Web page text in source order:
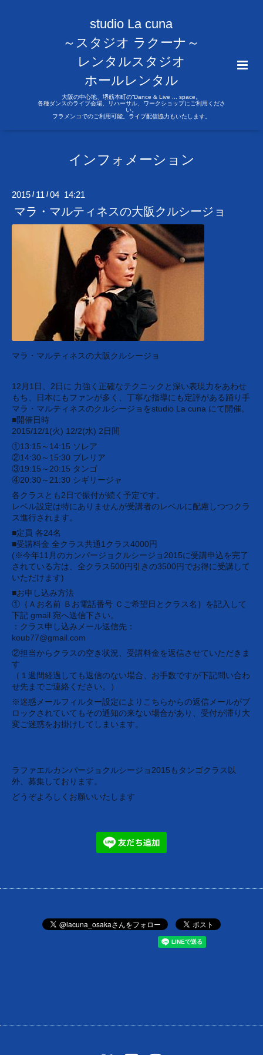
studio La cuna
～スタジオ ラクーナ～
レンタルスタジオ
ホールレンタル
大阪の中心地、堺筋本町の“Dance & Live ... space。
各種ダンスのライブ会場、リハーサル、ワークショップにご利用くださ
い。
フラメンコでのご利用可能。ライブ配信協力もいたします。
インフォメーション
2015 / 11 /04 14:21
マラ・マルティネスの大阪クルシージョ
マラ・マルティネスの大阪クルシージョ
12月1日、2日に 力強く正確なテクニックと深い表現力をあわせ
もち、日本にもファンが多く、丁寧な指導にも定評がある踊り手
マラ・マルティネスのクルシージョをstudio La cuna にて開催。
■開催日時
2015/12/1(火) 12/2(水) 2日間
①13:15～14:15 ソレア
②14:30～15:30 ブレリア
③19:15～20:15 タンゴ
④20:30～21:30 シギリージャ
各クラスとも2日で振付が続く予定です。
レベル設定は特にありませんが受講者のレベルに配慮しつつクラ
ス進行されます。
■定員 各24名
■受講料金 全クラス共通1クラス4000円
(※今年11月のカンパージョクルシージョ2015に受講申込を完了
されている方は、全クラス500円引きの3500円でお得に受講して
いただけます)
■お申し込み方法
①｛Ａお名前 Ｂお電話番号 Ｃご希望日とクラス名｝を記入して
下記 gmail 宛へ送信下さい。
：クラス申し込みメール送信先：
koub77@gmail.com
②担当からクラスの空き状況、受講料金を返信させていただきま
す
（１週間経過しても返信のない場合、お手数ですが下記問い合わ
せ先までご連絡ください。）
※迷惑メールフィルター設定によりこちらからの返信メールがブ
ロックされていてもその通知の来ない場合があり、受付が滞り大
変ご迷惑をお掛けしてしまいます。
ラファエルカンパージョクルシージョ2015もタンゴクラス以
外、募集しております。
どうぞよろしくお願いいたします